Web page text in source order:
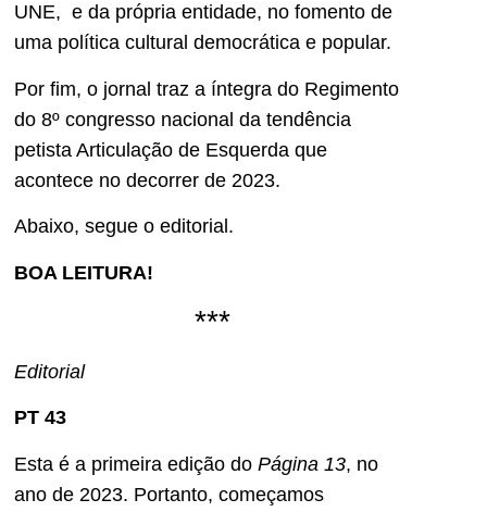
UNE, e da própria entidade, no fomento de
uma política cultural democrática e popular.
Por fim, o jornal traz a íntegra do Regimento
do 8º congresso nacional da tendência
petista Articulação de Esquerda que
acontece no decorrer de 2023.
Abaixo, segue o editorial.
BOA LEITURA!
***
Editorial
PT 43
Esta é a primeira edição do Página 13, no
ano de 2023. Portanto, começamos